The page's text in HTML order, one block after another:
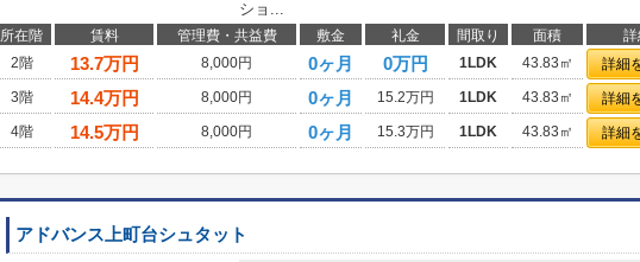
ショ...
所在階 賃料 管理費・共益費 敷金 礼金 間取り 面積 詳
2階
13.7万円 8,000円 0ヶ月 0万円 1LDK 43.83㎡ 詳細
3階
14.4万円 8,000円 0ヶ月 15.2万円 1LDK 43.83㎡ 詳細
4階
14.5万円 8,000円 0ヶ月 15.3万円 1LDK 43.83㎡ 詳細
アドバンス上町台シュタット